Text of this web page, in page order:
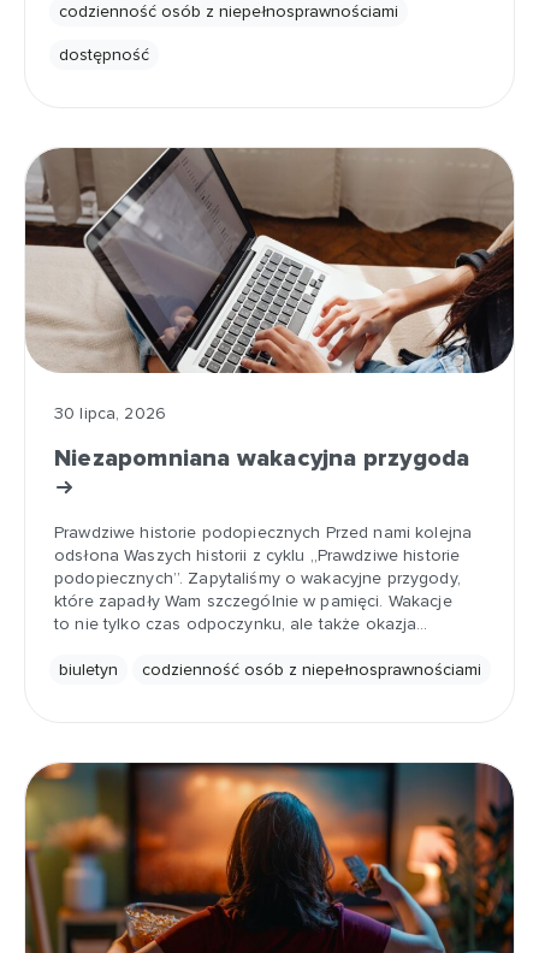
codzienność osób z niepełnosprawnościami
dostępność
30 lipca, 2026
Niezapomniana wakacyjna przygoda
Prawdziwe historie podopiecznych Przed nami kolejna
odsłona Waszych historii z cyklu „Prawdziwe historie
podopiecznych”. Zapytaliśmy o wakacyjne przygody,
które zapadły Wam szczególnie w pamięci. Wakacje
to nie tylko czas odpoczynku, ale także okazja…
biuletyn codzienność osób z niepełnosprawnościami